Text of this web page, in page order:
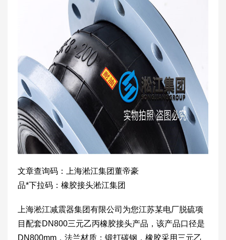
文章查询码：上海淞江集团董帝豪
品*下拉码：橡胶接头淞江集团
上海淞江减震器集团有限公司为您江苏某电厂脱硫项
目配套DN800三元乙丙橡胶接头产品，该产品口径是
DN800mm，法兰材质：锻打碳钢，橡胶采用三元乙